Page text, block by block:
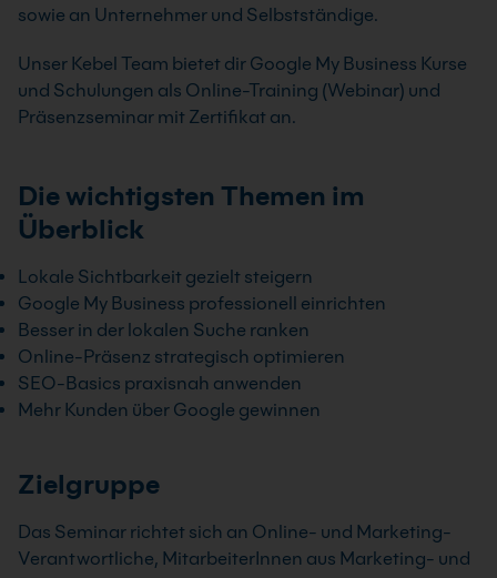
sowie an Unternehmer und Selbstständige.
Unser Kebel Team bietet dir Google My Business Kurse
und Schulungen als Online-Training (Webinar) und
Präsenzseminar mit Zertifikat an.
Die wichtigsten Themen im
Überblick
Lokale Sichtbarkeit gezielt steigern
Google My Business professionell einrichten
Besser in der lokalen Suche ranken
Online-Präsenz strategisch optimieren
SEO-Basics praxisnah anwenden
Mehr Kunden über Google gewinnen
Zielgruppe
Das Seminar richtet sich an Online- und Marketing-
Verantwortliche, MitarbeiterInnen aus Marketing- und